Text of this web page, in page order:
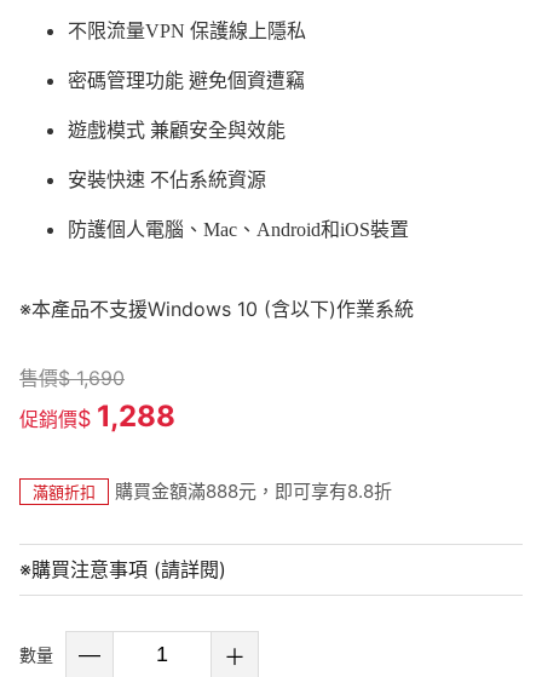
不限流量VPN 保護線上隱私
密碼管理功能 避免個資遭竊​
遊戲模式 兼顧安全與效能
安裝快速 不佔系統資源
防護個人電腦、Mac、Android和iOS裝置
※本產品不支援Windows 10 (含以下)作業系統
售價$ 1,690
促銷價$ 1,288
滿額折扣 購買金額滿888元，即可享有8.8折
※購買注意事項 (請詳閱)
數量